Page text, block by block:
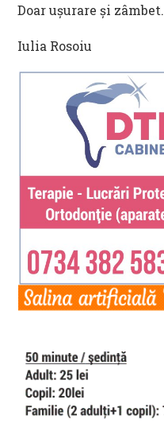
Doar ușurare și zâmbet.
Iulia Rosoiu